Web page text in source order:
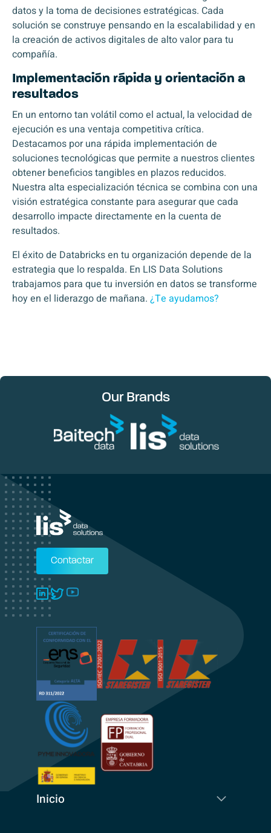
datos y la toma de decisiones estratégicas. Cada
solución se construye pensando en la escalabilidad y en
la creación de activos digitales de alto valor para tu
compañía.
Implementación rápida y orientación a
resultados
En un entorno tan volátil como el actual, la velocidad de
ejecución es una ventaja competitiva crítica.
Destacamos por una rápida implementación de
soluciones tecnológicas que permite a nuestros clientes
obtener beneficios tangibles en plazos reducidos.
Nuestra alta especialización técnica se combina con una
visión estratégica constante para asegurar que cada
desarrollo impacte directamente en la cuenta de
resultados.
El éxito de Databricks en tu organización depende de la
estrategia que lo respalda. En LIS Data Solutions
trabajamos para que tu inversión en datos se transforme
hoy en el liderazgo de mañana. ¿Te ayudamos?
Our Brands
Contactar
Inicio